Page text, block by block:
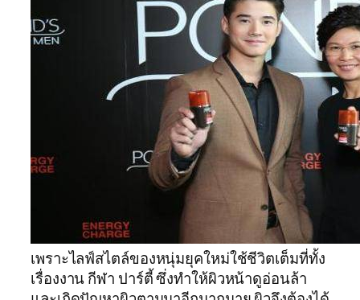
เพราะไลฟ์สไตล์ของหนุ่มยุคใหม่ใช้ชีวิตเต็มที่ทั้ง
เรื่องงาน กีฬา ปาร์ตี้ ซึ่งทำให้ผิวหน้าดูอ่อนล้า